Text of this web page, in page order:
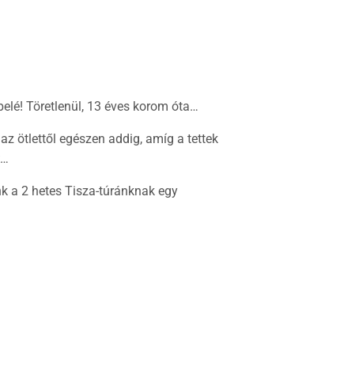
Töretlenül, 13 éves korom óta…
ötlettől egészen addig, amíg a tettek
a 2 hetes Tisza-túránknak egy